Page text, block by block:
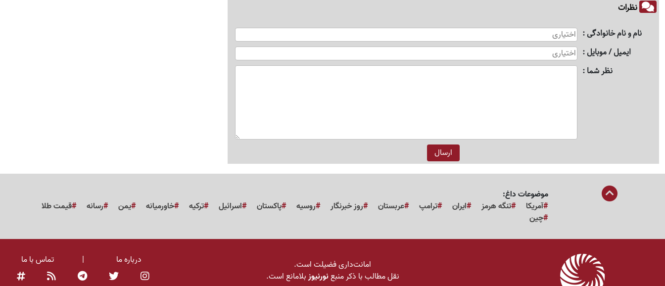
نظرات
نام و نام خانوادگی
ایمیل / موبایل
نظر شما
موضوعات داغ:
آمریکا
تنگه هرمز ایران ترامپ عربستان روز خبرنگار روسیه پاکستان اسرائیل ترکیه خاورمیانه یمن رسانه
قیمت طلا
چین
امانت‌داری فضیلت است.
نقل مطالب با ذکر منبعنورنیوزبلامانع است.
درباره ما | تماس با ما